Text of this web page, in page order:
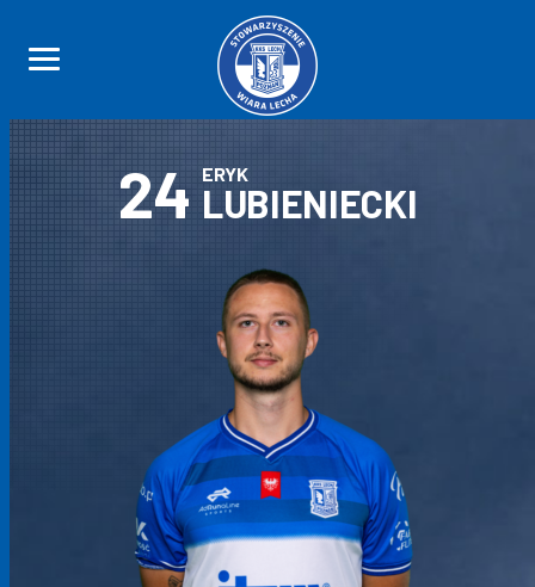
24 ERYK
LUBIENIECKI